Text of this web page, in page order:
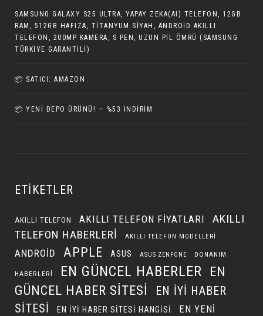
SAMSUNG GALAXY S25 ULTRA, YAPAY ZEKA(AI) TELEFON, 12GB
RAM, 512GB HAFIZA, TITANYUM SIYAH, ANDROID AKILLI
TELEFON, 200MP KAMERA, S PEN, UZUN PIL ÖMRÜ (SAMSUNG
TÜRKIYE GARANTILI)
📦 SATICI: AMAZON
📦 YENI DEPO ÜRÜNÜ! — %53 İNDIRIM
ETIKETLER
AKILLI TELEFON AKILLI TELEFON FIYATLARI
AKILLI
TELEFON HABERLERI
AKILLI TELEFON MODELLERI
ANDROID APPLE ASUS ASUS ZENFONE DONANIM
HABERLERI EN GÜNCEL HABERLER EN
GÜNCEL HABER SITESI
EN IYI HABER
SITESI
EN IYI HABER SITESI HANGISI
EN YENI